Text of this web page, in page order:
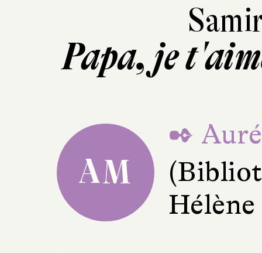
Papa, je
AM
✒